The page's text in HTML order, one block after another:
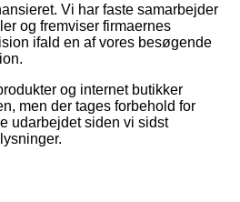
Vi har faste samarbejder
og fremviser firmaernes
ifald en af vores besøgende
og internet butikker
men der tages forbehold for
udarbejdet siden vi sidst